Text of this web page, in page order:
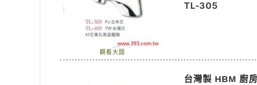
觀看大圖
TL-305
台灣製 HBM 廚